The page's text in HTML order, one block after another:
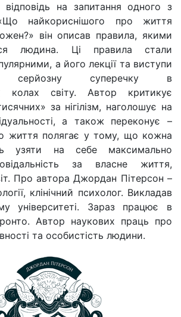
на запитання одного з
найкориснішого про життя
він описав правила, якими
людина. Ці правила стали
а його лекції та виступи
серйозну суперечку в
колах світу. Автор критикує
за нігілізм, наголошує на
а також переконує –
життя полягає у тому, що кожна
узяти на себе максимально
за власне життя,
Про автора Джордан Пітерсон –
клінічний психолог. Викладав
університеті. Зараз працює в
Автор наукових праць про
та особистість людини.